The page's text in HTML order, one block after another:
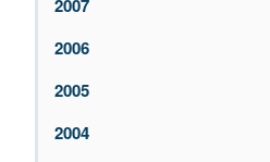
2007
2006
2005
2004